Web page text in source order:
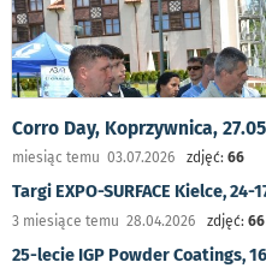
Corro Day, Koprzywnica,
miesiąc temu 03.07.2026 zdjęć: 66
Targi EXPO-SURFACE Kielce, 24-
3 miesiące temu 28.04.2026 zdjęć: 66
25-lecie IGP Powder Coatings,